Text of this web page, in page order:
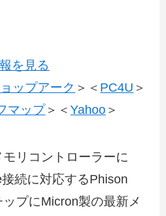
を見る
ップアーク ＞＜ PC4U ＞
マップ＞＜Yahoo ＞
モリコントローラーに
続に対応するPhison
プにMicron製の最新メ